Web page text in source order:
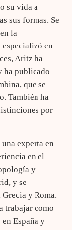
su vida a
sus formas. Se
la
especializó en
Aritz ha
ha publicado
que se
También ha
por
experta en
en el
y
y se
y Roma.
trabajar como
España y